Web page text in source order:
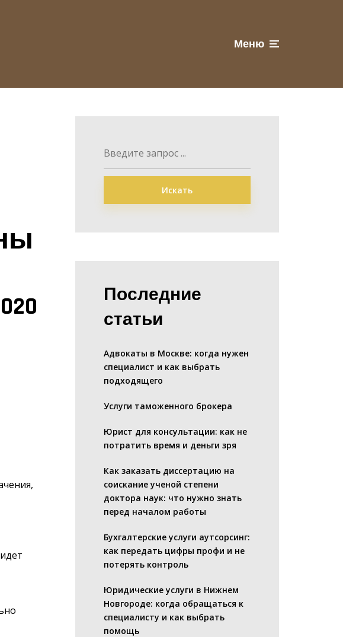
Меню
Искать
Последние
статьи
Адвокаты в Москве: когда нужен
специалист и как выбрать
подходящего
Услуги таможенного брокера
Юрист для консультации: как не
потратить время и деньги зря
Как заказать диссертацию на
соискание ученой степени
доктора наук: что нужно знать
перед началом работы
Бухгалтерские услуги аутсорсинг:
как передать цифры профи и не
потерять контроль
Юридические услуги в Нижнем
Новгороде: когда обращаться к
специалисту и как выбрать
помощь